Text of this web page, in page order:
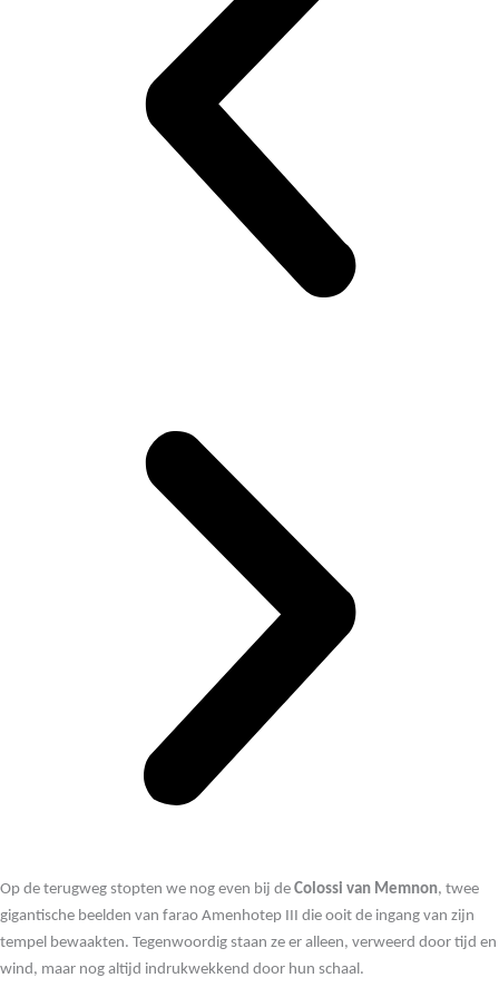
Op de terugweg stopten we nog even bij de Colossi van Memnon, twee
gigantische beelden van farao Amenhotep III die ooit de ingang van zijn
tempel bewaakten. Tegenwoordig staan ze er alleen, verweerd door tijd en
wind, maar nog altijd indrukwekkend door hun schaal.